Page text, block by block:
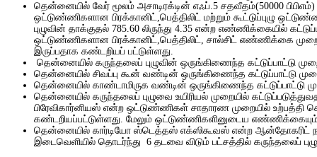
தென்னையில் வேர் மூலம் அசாடிரக்டின் எஃப்.5 சதவீதம்(50000
ஒட்டுண்ணிகளான பிரக்கானிட்,பெத்திலிட் மற்றும் கூட்டுப்புழு
புழுவின் தாக்குதல் 785.60 லிருந்து 4.35 என்ற எண்ணிக்கையில்
ஒட்டுண்ணிகளான பிரக்கானிட்,பெத்திலிட், சால்சிட் எண்ணிக்கை
இருப்பதாக கண்டறியப் பட்டுள்ளது.
தென்னையில் கருந்தலைப் புழுவின் ஒருங்கிணைந்த கட்டுப்பாட்டு
தென்னையில் சிவப்பு கூன் வண்டின் ஒருங்கிணைந்த கட்டுப்பாட்டு
தென்னையில் காண்டாமிருக வண்டின் ஒருங்கிணைந்த கட்டுப்பாட்டு
தென்னையில் கருந்தலைப் புழுவை உயிரியல் முறையில்
பிரேவிகார்னியஸ் என்ற ஒட்டுண்ணிகள் சாதாரண முறையில் உற்பத்தி
கண்டறியப்பட்டுள்ளது. மேலும் ஒட்டுண்ணிகளினுடைய
தென்னையில் கார்டியோ ஸ்டெத்தஸ் எக்ஸிகூவஸ் என்ற ஆன்தோகரிட்
இடைவெளியில் தொடர்ந்து 6 தடவை விடும் பட்சத்தில் கருந்தலைப்